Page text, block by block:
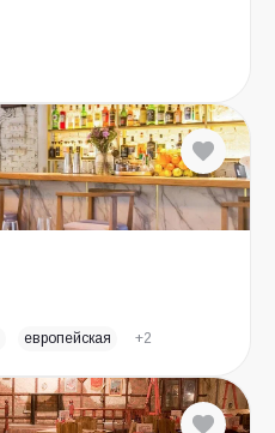
европейская +2